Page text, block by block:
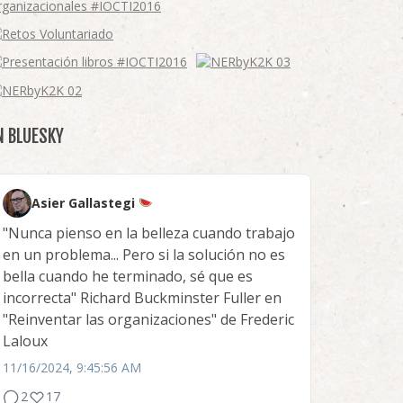
BLUESKY
Asier Gallastegi
"Nunca pienso en la belleza cuando trabajo
en un problema... Pero si la solución no es
bella cuando he terminado, sé que es
incorrecta" Richard Buckminster Fuller en
"Reinventar las organizaciones" de Frederic
Laloux
11/16/2024, 9:45:56 AM
2
17